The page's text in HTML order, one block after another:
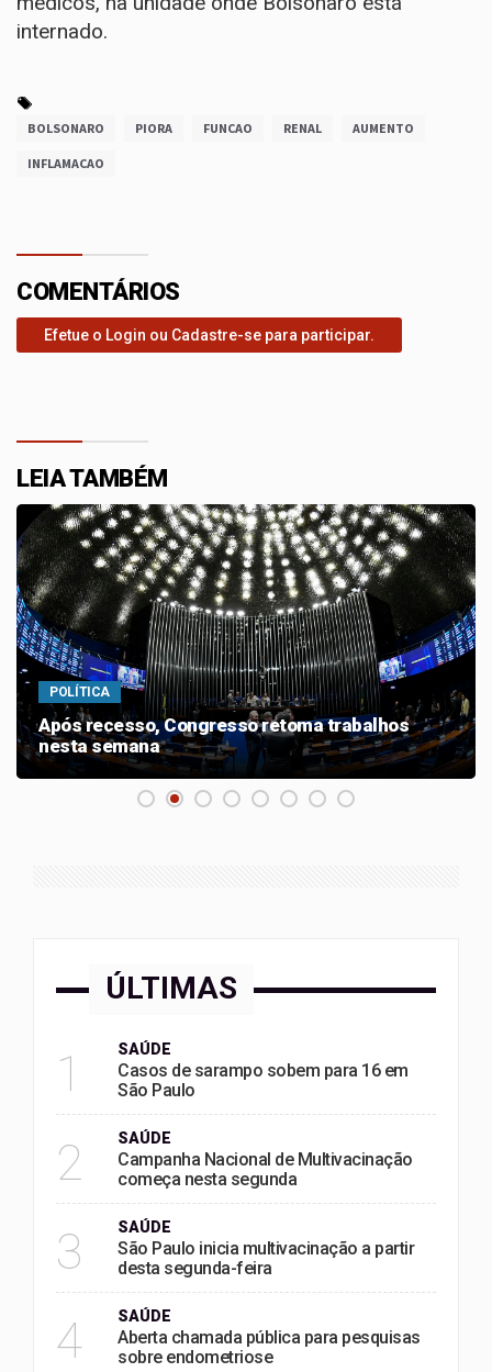
internado.
BOLSONARO PIORA FUNCAO RENAL AUMENTO
INFLAMACAO
COMENTÁRIOS
Efetue o Login ou Cadastre-se para participar.
LEIA TAMBÉM
POLÍTICA
Congresso volta do recesso sem previsão de
plenário nesta semana
ÚLTIMAS
1 SAÚDE
Casos de sarampo sobem para 16 em
São Paulo
2 SAÚDE
Campanha Nacional de Multivacinação
começa nesta segunda
3 SAÚDE
São Paulo inicia multivacinação a partir
desta segunda-feira
4 SAÚDE
Aberta chamada pública para pesquisas
sobre endometriose